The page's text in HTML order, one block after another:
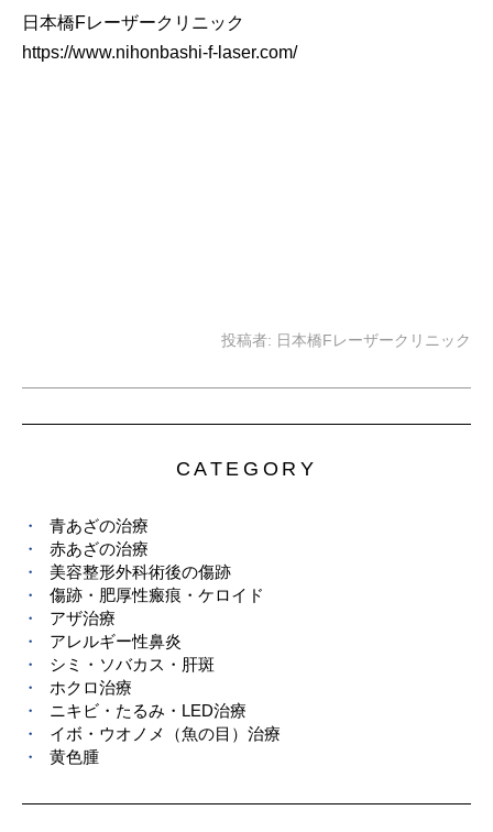
日本橋Fレーザークリニック
https://www.nihonbashi-f-laser.com/
投稿者: 日本橋Fレーザークリニック
CATEGORY
青あざの治療
赤あざの治療
美容整形外科術後の傷跡
傷跡・肥厚性瘢痕・ケロイド
アザ治療
アレルギー性鼻炎
シミ・ソバカス・肝斑
ホクロ治療
ニキビ・たるみ・LED治療
イボ・ウオノメ（魚の目）治療
黄色腫